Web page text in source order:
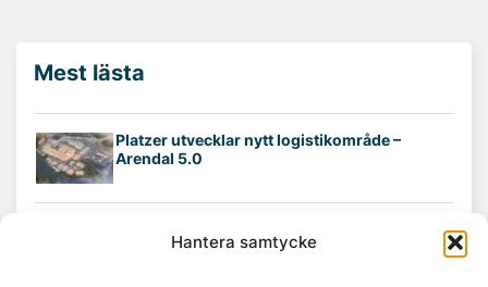
Hantera samtycke
Mest lästa
Platzer utvecklar nytt logistikområde –
Arendal 5.0